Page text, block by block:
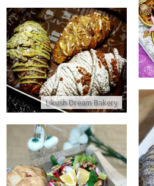
Likush Dream Bakery
מארז קרואסונים ליום הולדת